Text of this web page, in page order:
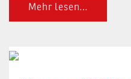
Mehr lesen…